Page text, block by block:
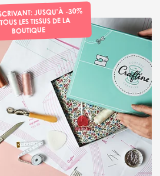
JUSQU'À -30%
LES TISSUS DE LA
BOUTIQUE